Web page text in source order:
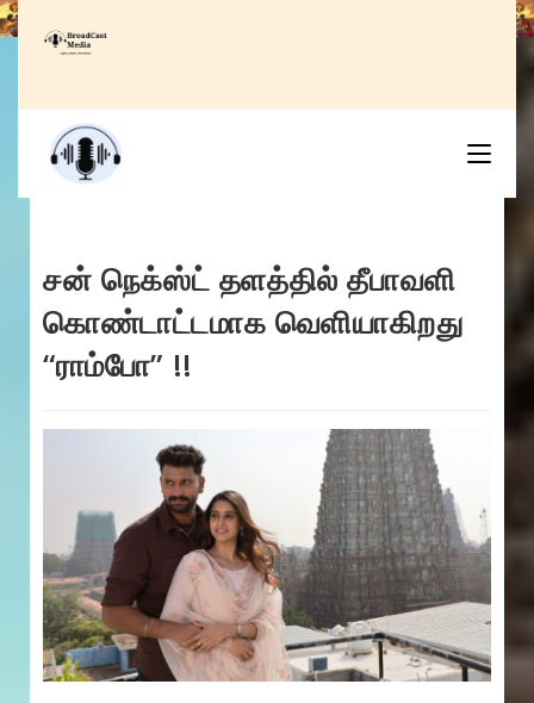
Skip
to
சன் நெக்ஸ்ட் தளத்தில் தீபாவளி
கொண்டாட்டமாக வெளியாகிறது
“ராம்போ” !!